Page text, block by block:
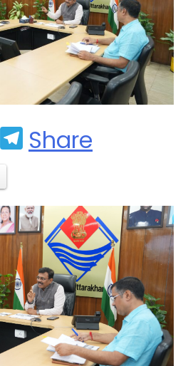
EmailTelegram
Share